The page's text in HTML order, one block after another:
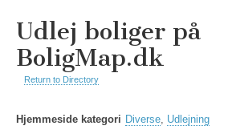
Udlej boliger på
BoligMap.dk
Return to Directory
Hjemmeside kategori Diverse, Udlejning